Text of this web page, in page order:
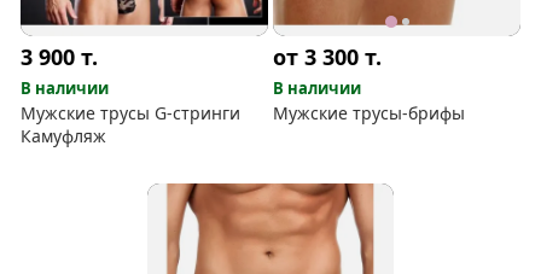
3 900т.
В наличии
Мужские трусы G-стринги
Камуфляж
от 3 300т.
В наличии
Мужские трусы-брифы